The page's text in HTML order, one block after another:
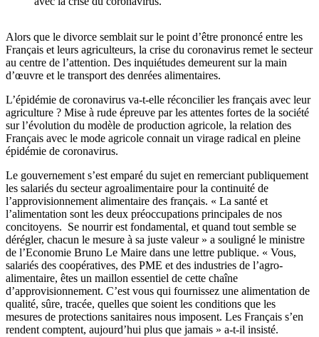
Alors que le divorce semblait sur le point d’être prononcé entre les
Français et leurs agriculteurs, la crise du coronavirus remet le secteur
au centre de l’attention. Des inquiétudes demeurent sur la main
d’œuvre et le transport des denrées alimentaires.
L’épidémie de coronavirus va-t-elle réconcilier les français avec leur
agriculture ? Mise à rude épreuve par les attentes fortes de la société
sur l’évolution du modèle de production agricole, la relation des
Français avec le mode agricole connait un virage radical en pleine
épidémie de coronavirus.
Le gouvernement s’est emparé du sujet en remerciant publiquement
les salariés du secteur agroalimentaire pour la continuité de
l’approvisionnement alimentaire des français. « La santé et
l’alimentation sont les deux préoccupations principales de nos
concitoyens. Se nourrir est fondamental, et quand tout semble se
dérégler, chacun le mesure à sa juste valeur » a souligné le ministre
de l’Economie Bruno Le Maire dans une lettre publique. « Vous,
salariés des coopératives, des PME et des industries de l’agro-
alimentaire, êtes un maillon essentiel de cette chaîne
d’approvisionnement. C’est vous qui fournissez une alimentation de
qualité, sûre, tracée, quelles que soient les conditions que les
mesures de protections sanitaires nous imposent. Les Français s’en
rendent comptent, aujourd’hui plus que jamais » a-t-il insisté.